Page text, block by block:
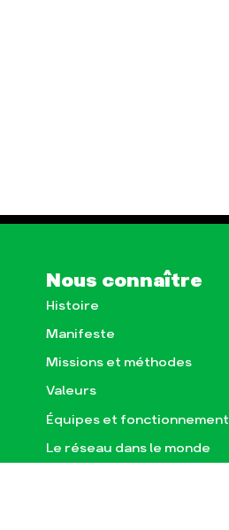
Nous connaître
Histoire
Manifeste
Missions et méthodes
Valeurs
Équipes et fonctionnement
Le réseau dans le monde